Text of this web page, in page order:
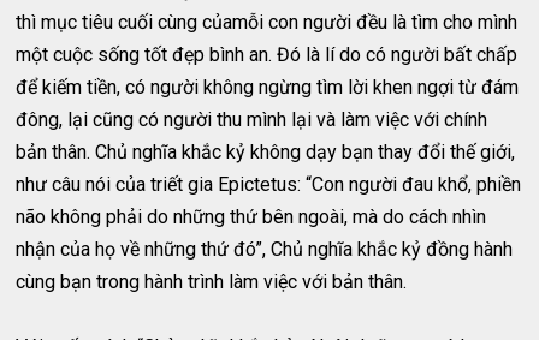
thì mục tiêu cuối cùng củamỗi con người đều là tìm cho mình
một cuộc sống tốt đẹp bình an. Đó là lí do có người bất chấp
để kiếm tiền, có người không ngừng tìm lời khen ngợi từ đám
đông, lại cũng có người thu mình lại và làm việc với chính
bản thân. Chủ nghĩa khắc kỷ không dạy bạn thay đổi thế giới,
như câu nói của triết gia Epictetus: “Con người đau khổ, phiền
não không phải do những thứ bên ngoài, mà do cách nhìn
nhận của họ về những thứ đó”, Chủ nghĩa khắc kỷ đồng hành
cùng bạn trong hành trình làm việc với bản thân.